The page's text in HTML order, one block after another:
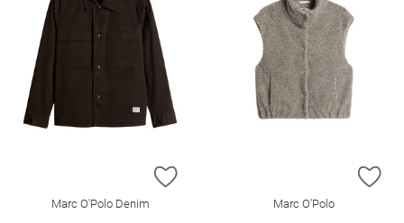
ZUR WUNSCHLISTE HINZUFÜGEN
Marc O'Polo Denim Marc O'Polo